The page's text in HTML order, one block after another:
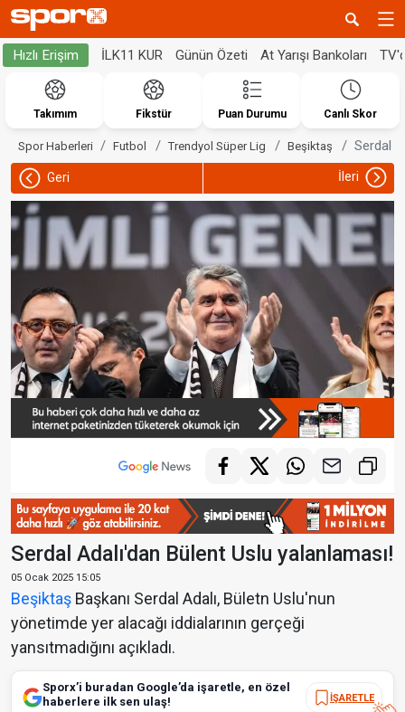
Hızlı Erişim İLK11 KUR Günün Özeti At Yarışı Bankoları
Takımım Fikstür Puan Durumu Canlı Skor
Spor Haberleri Futbol Trendyol Süper Lig Beşiktaş Serdal
Geri İleri
Serdal Adalı'dan Bülent Uslu yalanlaması!
05 Ocak 2025 15:05
Beşiktaş Başkanı Serdal Adalı, Bületn Uslu'nun
yönetimde yer alacağı iddialarının gerçeği
yansıtmadığını açıkladı.
Sporx’i buradan Google’da işaretle, en özel
haberlere ilk sen ulaş!
İŞARETLE